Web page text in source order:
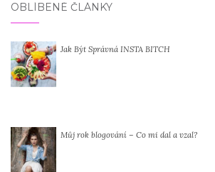
OBLÍBENÉ ČLÁNKY
Jak Být Správná INSTA BITCH
Můj rok blogování – Co mi dal a vzal?